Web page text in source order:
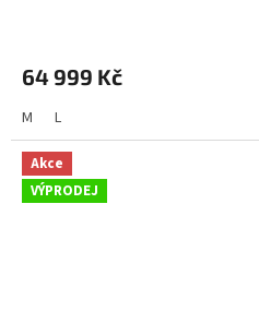
64 999 Kč
M L
Akce
VÝPRODEJ